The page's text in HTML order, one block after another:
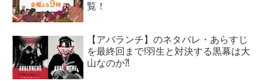
覧！
【アバランチ】のネタバレ・あらすじ
を最終回まで!羽生と対決する黒幕は大
山なのか⁈